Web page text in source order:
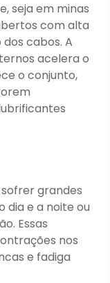
seja em minas
com alta
cabos. A
acelera o
o conjunto,
grandes
dia e a noite ou
Essas
nos
e fadiga